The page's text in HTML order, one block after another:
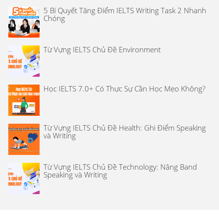
5 Bí Quyết Tăng Điểm IELTS Writing Task 2 Nhanh
Chóng
Từ Vựng IELTS Chủ Đề Environment
Học IELTS 7.0+ Có Thực Sự Cần Học Mẹo Không?
Từ Vựng IELTS Chủ Đề Health: Ghi Điểm Speaking
và Writing
Từ Vựng IELTS Chủ Đề Technology: Nâng Band
Speaking và Writing